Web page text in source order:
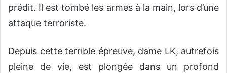
prédit. Il est tombé les armes à la main, lors d’une
attaque terroriste.
Depuis cette terrible épreuve, dame LK, autrefois
pleine de vie, est plongée dans un profond